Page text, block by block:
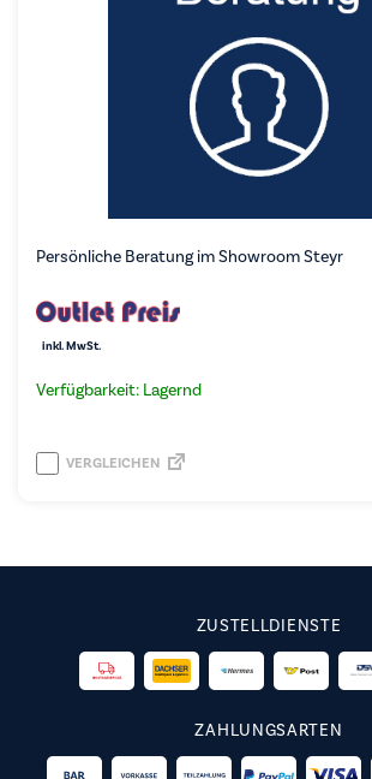
Persönliche Beratung im Showroom Steyr
inkl. MwSt.
Verfügbarkeit: Lagernd
VERGLEICHEN
ZUSTELLDIENSTE
ZAHLUNGSARTEN